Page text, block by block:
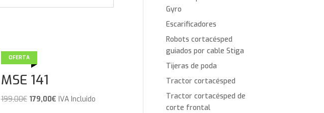
OFERTA
MSE 141
199,00€ El
179,00€ElIVA Incluido
Gyro
Escarificadores
Robots cortacésped
guiados por cable Stiga
Tijeras de poda
Tractor cortacésped
Tractor cortacésped de
corte frontal